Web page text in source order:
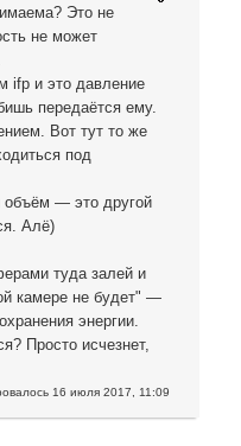
Это не
не может
ifp и это давление
передаётся ему.
Вот тут то же
под
объём — это другой
Алё)
туда залей и
камере не будет" —
энергии.
Просто исчезнет,
16 июля 2017, 11:09